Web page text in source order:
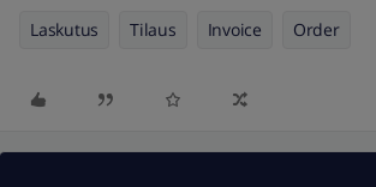
Laskutus Tilaus Invoice Order